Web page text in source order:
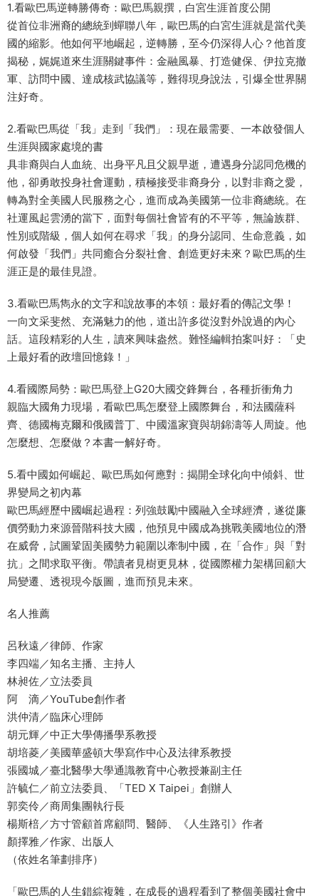
1.看歐巴馬逆轉勝傳奇：歐巴馬親撰，白宮生涯首度公開
從首位非洲裔的總統到蟬聯八年，歐巴馬的白宮生涯就是當代美
國的縮影。他如何平地崛起，逆轉勝，至今仍深得人心？他首度
揭秘，娓娓道來生涯關鍵事件：金融風暴、打造健保、伊拉克撤
軍、訪問中國、達成核武協議等，難得現身說法，引爆全世界關
注好奇。
2.看歐巴馬從「我」走到「我們」：現在最需要、一本啟發個人
生涯與國家處境的書
具非裔與白人血統、出身平凡且父親早逝，遭遇身分認同危機的
他，卻勇敢投身社會運動，積極接受非裔身分，以對非裔之愛，
轉為對全美國人民服務之心，進而成為美國第一位非裔總統。在
社運風起雲湧的當下，面對每個社會皆有的不平等，無論族群、
性別或階級，個人如何在尋求「我」的身分認同、生命意義，如
何啟發「我們」共同癒合分裂社會、創造更好未來？歐巴馬的生
涯正是的最佳見證。
3.看歐巴馬雋永的文字和說故事的本領：最好看的傳記文學！
一向文采斐然、充滿魅力的他，道出許多從沒對外說過的內心
話。這段精彩的人生，讀來興味盎然。難怪編輯拍案叫好：「史
上最好看的政壇回憶錄！」
4.看國際局勢：歐巴馬登上G20大國交鋒舞台，各種折衝角力
親臨大國角力現場，看歐巴馬怎麼登上國際舞台，和法國薩科
齊、德國梅克爾和俄國普丁、中國溫家寶與胡錦濤等人周旋。他
怎麼想、怎麼做？本書一解好奇。
5.看中國如何崛起、歐巴馬如何應對：揭開全球化向中傾斜、世
界變局之初內幕
歐巴馬經歷中國崛起過程：列強鼓勵中國融入全球經濟，遂從廉
價勞動力來源晉階科技大國，他預見中國成為挑戰美國地位的潛
在威脅，試圖鞏固美國勢力範圍以牽制中國，在「合作」與「對
抗」之間求取平衡。帶讀者見樹更見林，從國際權力架構回顧大
局變遷、透視現今版圖，進而預見未來。
名人推薦
呂秋遠／律師、作家
李四端／知名主播、主持人
林昶佐／立法委員
阿 滴／YouTube創作者
洪仲清／臨床心理師
胡元輝／中正大學傳播學系教授
胡培菱／美國華盛頓大學寫作中心及法律系教授
張國城／臺北醫學大學通識教育中心教授兼副主任
許毓仁／前立法委員、「TED X Taipei」創辦人
郭奕伶／商周集團執行長
楊斯棓／方寸管顧首席顧問、醫師、《人生路引》作者
顏擇雅／作家、出版人
（依姓名筆劃排序）
「歐巴馬的人生錯綜複雜，在成長的過程看到了整個美國社會中